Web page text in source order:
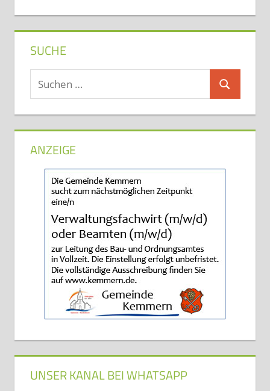
SUCHE
Suchen
nach:
Suchen
ANZEIGE
UNSER KANAL BEI WHATSAPP